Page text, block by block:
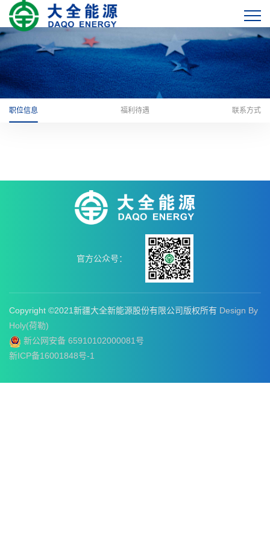
职位信息 福利待遇 联系方式
官方公众号：
Copyright ©2021新疆大全新能源股份有限公司版权所有 Design By
Holy(荷勒)
新公网安备 65910102000081号
新ICP备16001848号-1